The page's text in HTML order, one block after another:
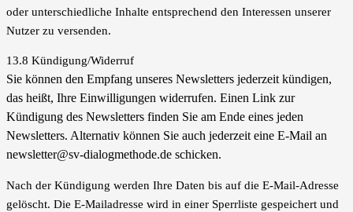
oder unterschiedliche Inhalte entsprechend den Interessen unserer
Nutzer zu versenden.
13.8 Kündigung/Widerruf
Sie können den Empfang unseres Newsletters jederzeit kündigen,
das heißt, Ihre Einwilligungen widerrufen. Einen Link zur
Kündigung des Newsletters finden Sie am Ende eines jeden
Newsletters. Alternativ können Sie auch jederzeit eine E-Mail an
newsletter@sv-dialogmethode.de schicken.
Nach der Kündigung werden Ihre Daten bis auf die E-Mail-Adresse
gelöscht. Die E-Mailadresse wird in einer Sperrliste gespeichert und